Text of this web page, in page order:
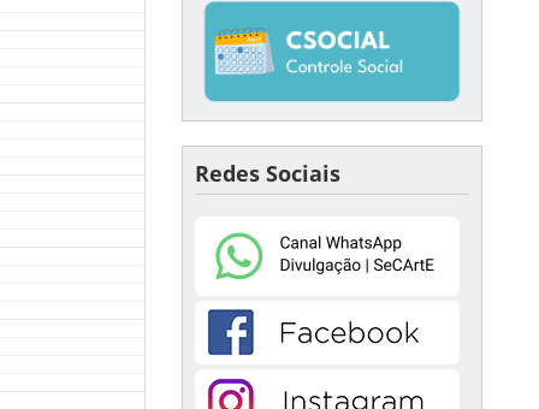
Redes Sociais